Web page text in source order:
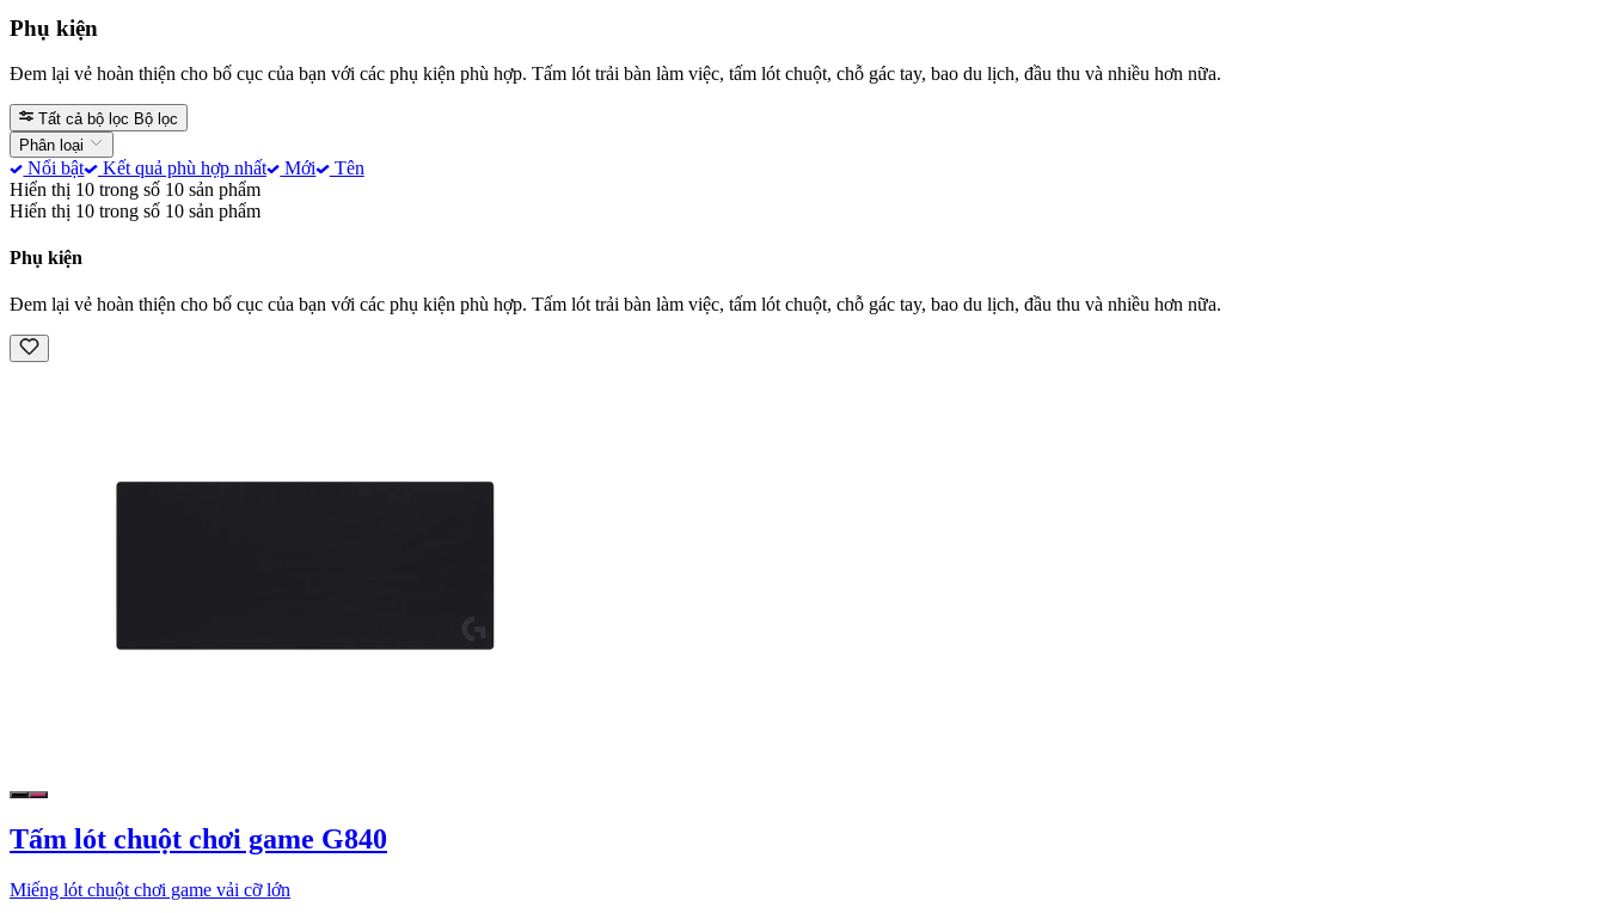
Phụ kiện
Đem lại vẻ hoàn thiện cho bố cục của bạn với các phụ kiện phù hợp. Tấm lót trải bàn làm việc, tấm lót chuột, chỗ gác tay, bao du lịch, đầu thu và nhiều hơn nữa.
Tất cả bộ lọc Bộ lọc
Phân loại
Nổi bật Kết quả phù hợp nhất Mới
Tên
Hiển thị 10 trong số 10 sản phẩm
Hiển thị 10 trong số 10 sản phẩm
Phụ kiện
Đem lại vẻ hoàn thiện cho bố cục của bạn với các phụ kiện phù hợp. Tấm lót trải bàn làm việc, tấm lót chuột, chỗ gác tay, bao du lịch, đầu thu và nhiều hơn nữa.
Tấm lót chuột chơi game G840
Miếng lót chuột chơi game vải cỡ lớn